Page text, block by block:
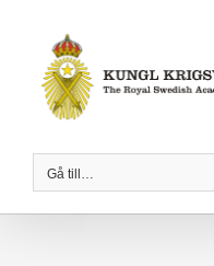
innehållet
Gå till…